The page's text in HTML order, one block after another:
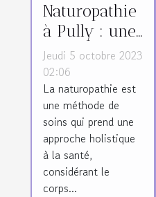
Naturopathie
à Pully : une
approche
holistique à
la santé
physique et
mentale
Jeudi 5 octobre 2023
02:06
La naturopathie est
une méthode de
soins qui prend une
approche holistique
à la santé,
considérant le
corps...